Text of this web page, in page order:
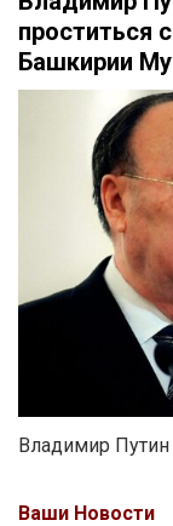
проститься
Башкирии
Владимир
Ваши Новости